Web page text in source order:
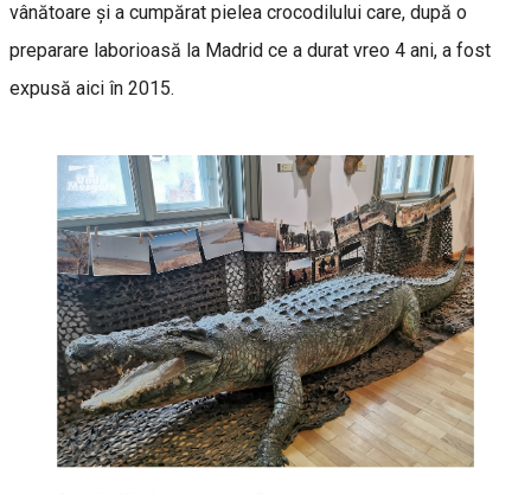
vânătoare şi a cumpărat pielea crocodilului care, după o
preparare laborioasă la Madrid ce a durat vreo 4 ani, a fost
expusă aici în 2015.